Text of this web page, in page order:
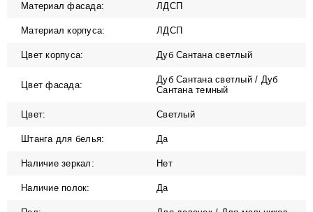
Материал фасада: ЛДСП
Материал корпуса: ЛДСП
Цвет корпуса: Дуб Сантана светлый
Цвет фасада:
Дуб Сантана светлый / Дуб
Сантана темный
Цвет: Светлый
Штанга для белья: Да
Наличие зеркал: Нет
Наличие полок: Да